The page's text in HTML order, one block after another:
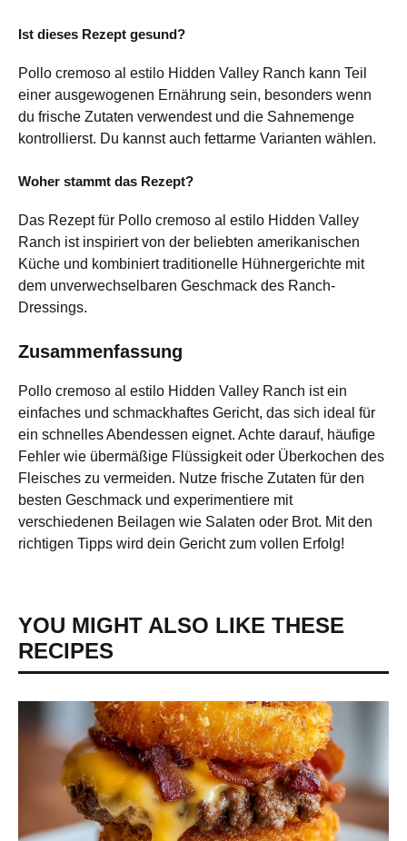
Ist dieses Rezept gesund?
Pollo cremoso al estilo Hidden Valley Ranch kann Teil
einer ausgewogenen Ernährung sein, besonders wenn
du frische Zutaten verwendest und die Sahnemenge
kontrollierst. Du kannst auch fettarme Varianten wählen.
Woher stammt das Rezept?
Das Rezept für Pollo cremoso al estilo Hidden Valley
Ranch ist inspiriert von der beliebten amerikanischen
Küche und kombiniert traditionelle Hühnergerichte mit
dem unverwechselbaren Geschmack des Ranch-
Dressings.
Zusammenfassung
Pollo cremoso al estilo Hidden Valley Ranch ist ein
einfaches und schmackhaftes Gericht, das sich ideal für
ein schnelles Abendessen eignet. Achte darauf, häufige
Fehler wie übermäßige Flüssigkeit oder Überkochen des
Fleisches zu vermeiden. Nutze frische Zutaten für den
besten Geschmack und experimentiere mit
verschiedenen Beilagen wie Salaten oder Brot. Mit den
richtigen Tipps wird dein Gericht zum vollen Erfolg!
YOU MIGHT ALSO LIKE THESE
RECIPES